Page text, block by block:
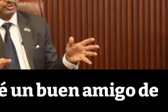
un buen amigo de